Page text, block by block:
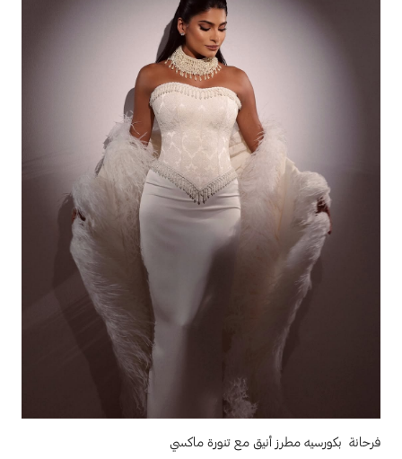
فرحانة بكورسيه مطرز أنيق مع تنورة ماكسي